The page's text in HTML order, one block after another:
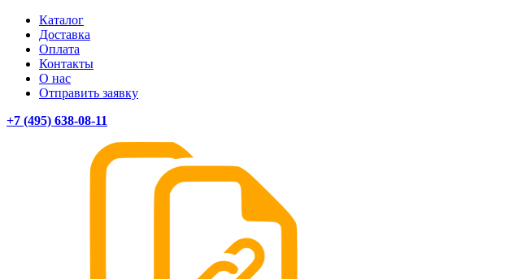
Каталог
Доставка
Оплата
Контакты
О нас
Отправить заявку
+7 (495) 638-08-11